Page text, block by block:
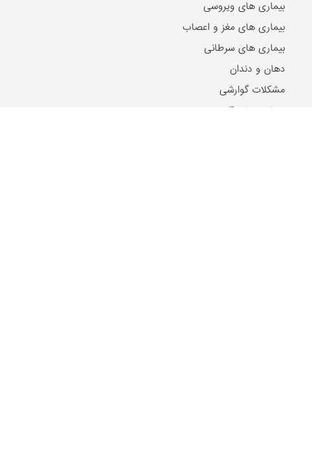
بیماری های ویروسی
بیماری های مغز و اعصاب
بیماری های سرطانی
دهان و دندان
مشکلات گوارشی
بیماری های قلب و عروق